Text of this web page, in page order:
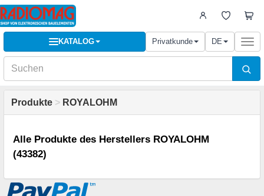
KATALOG Privatkunde DE
Produkte > ROYALOHM
Alle Produkte des Herstellers ROYALOHM
(43382)